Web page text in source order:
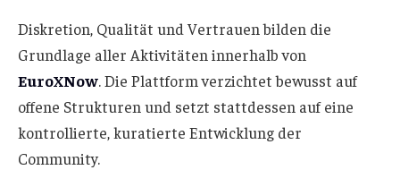
Diskretion, Qualität und Vertrauen bilden die
Grundlage aller Aktivitäten innerhalb von
EuroXNow. Die Plattform verzichtet bewusst auf
offene Strukturen und setzt stattdessen auf eine
kontrollierte, kuratierte Entwicklung der
Community.